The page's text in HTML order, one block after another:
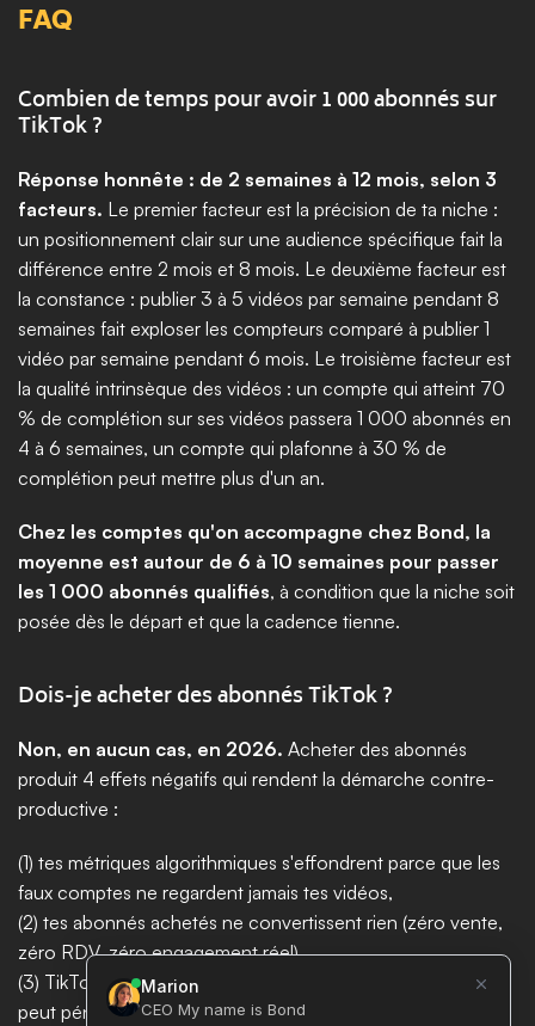
FAQ
Combien de temps pour avoir 1 000 abonnés sur
TikTok ?
Réponse honnête : de 2 semaines à 12 mois, selon 3
facteurs. Le premier facteur est la précision de ta niche :
un positionnement clair sur une audience spécifique fait la
différence entre 2 mois et 8 mois. Le deuxième facteur est
la constance : publier 3 à 5 vidéos par semaine pendant 8
semaines fait exploser les compteurs comparé à publier 1
vidéo par semaine pendant 6 mois. Le troisième facteur est
la qualité intrinsèque des vidéos : un compte qui atteint 70
% de complétion sur ses vidéos passera 1 000 abonnés en
4 à 6 semaines, un compte qui plafonne à 30 % de
complétion peut mettre plus d'un an.
Chez les comptes qu'on accompagne chez Bond, la
moyenne est autour de 6 à 10 semaines pour passer
les 1 000 abonnés qualifiés, à condition que la niche soit
posée dès le départ et que la cadence tienne.
Dois-je acheter des abonnés TikTok ?
Non, en aucun cas, en 2026. Acheter des abonnés
produit 4 effets négatifs qui rendent la démarche contre-
productive :
(1) tes métriques algorithmiques s'effondrent parce que les
faux comptes ne regardent jamais tes vidéos,
(2) tes abonnés achetés ne convertissent rien (zéro vente,
zéro RDV, zéro engagement réel),
(3) TikTok détecte de plus en plus finement ces achats et
peut pénaliser ta portée ou bannir ton compte,